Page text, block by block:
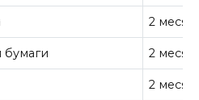
2
бумаги 2
2